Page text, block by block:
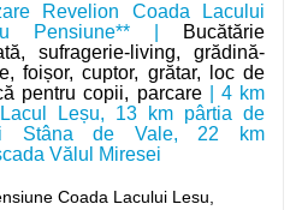
Revelion Coada Lacului
Pensiune** |
Bucătărie
sufragerie-living, grădină-
foișor, cuptor, grătar, loc de
pentru copii, parcare| 4 km
Leșu, 13 km pârtia de
Stâna de Vale, 22 km
Vălul Miresei
Coada Lacului Lesu,